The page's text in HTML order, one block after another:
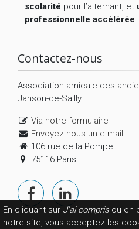
En cliquant sur J'ai comprisou en
notre site, vous acceptez les
scolarité pour l’alternant, et
professionnelle accélérée.
Contactez-nous
Association amicale des
Janson-de-Sailly
Via notre formulaire
Envoyez-nous un e-mail
106 rue de la Pompe
75116 Paris